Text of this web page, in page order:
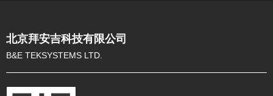
北京拜安吉科技有限公司
B&E TEKSYSTEMS LTD.